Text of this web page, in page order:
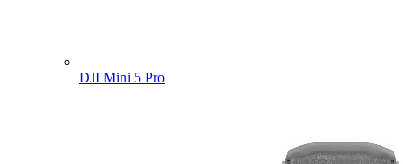
DJI Mini 5 Pro